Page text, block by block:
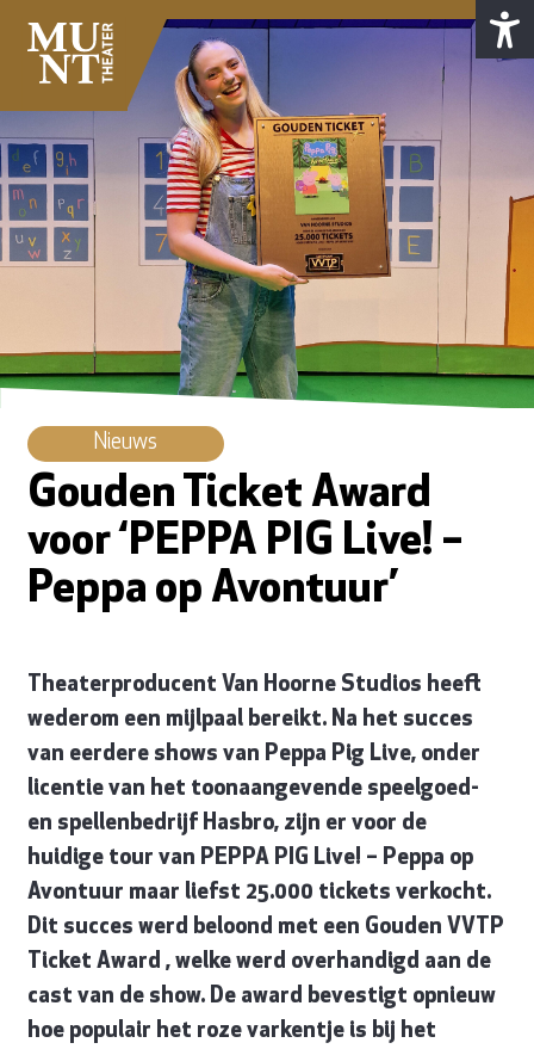
Nieuws
Gouden Ticket Award
voor ‘PEPPA PIG Live! –
Peppa op Avontuur’
Theaterproducent Van Hoorne Studios heeft
wederom een mijlpaal bereikt. Na het succes
van eerdere shows van Peppa Pig Live, onder
licentie van het toonaangevende speelgoed-
en spellenbedrijf Hasbro, zijn er voor de
huidige tour van PEPPA PIG Live! – Peppa op
Avontuur maar liefst 25.000 tickets verkocht.
Dit succes werd beloond met een Gouden VVTP
Ticket Award , welke werd overhandigd aan de
cast van de show. De award bevestigt opnieuw
hoe populair het roze varkentje is bij het